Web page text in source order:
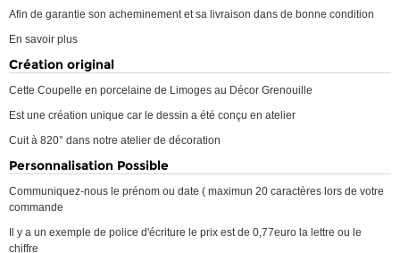
Afin de garantie son acheminement et sa livraison dans de bonne condition
En savoir plus
Création original
Cette Coupelle en porcelaine de Limoges au Décor Grenouille
Est une création unique car le dessin a été conçu en atelier
Cuit à 820° dans notre atelier de décoration
Personnalisation Possible
Communiquez-nous le prénom ou date ( maximun 20 caractères lors de votre
commande
Il y a un exemple de police d'écriture le prix est de 0,77euro la lettre ou le
chiffre